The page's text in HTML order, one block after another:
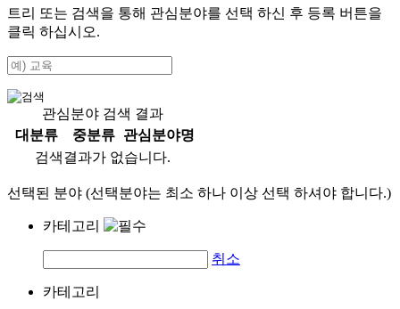
트리 또는 검색을 통해 관심분야를 선택 하신 후 등록 버튼을
클릭 하십시오.
관심분야 검색 결과
대분류
중분류
관심분야명
검색결과가 없습니다.
선택된 분야 (선택분야는 최소 하나 이상 선택 하셔야 합니다.)
카테고리
취소
카테고리